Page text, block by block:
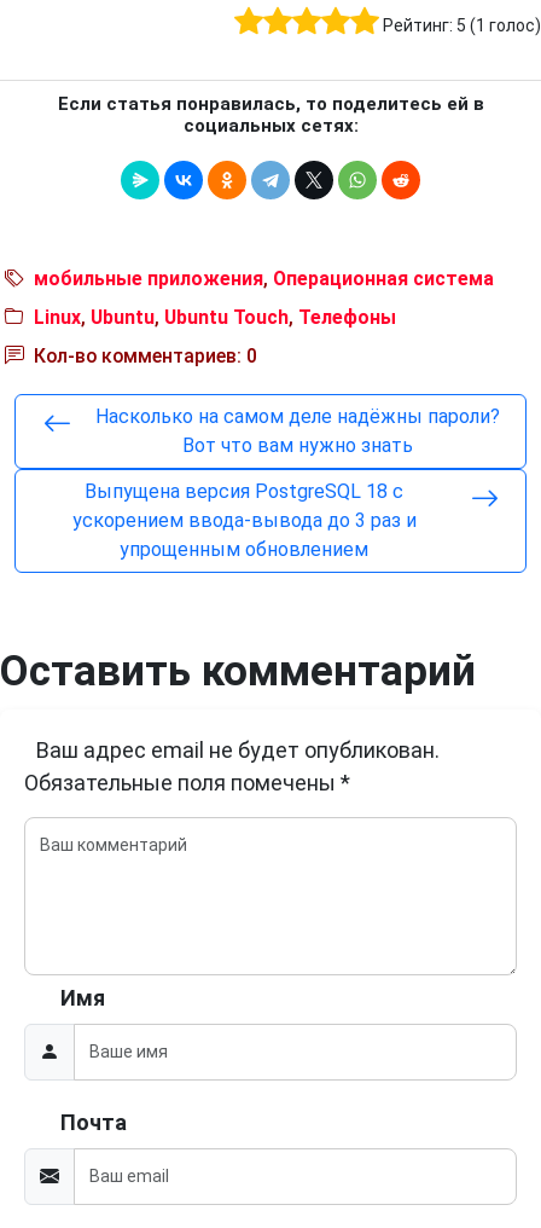
Рейтинг: 5 (1 голос)
Если статья понравилась, то поделитесь ей в
социальных сетях:
мобильные приложения, Операционная система
Linux, Ubuntu, Ubuntu Touch, Телефоны
Кол-во комментариев: 0
Насколько на самом деле надёжны пароли?
Вот что вам нужно знать
Выпущена версия PostgreSQL 18 с
ускорением ввода-вывода до 3 раз и
упрощенным обновлением
Оставить комментарий
Ваш адрес email не будет опубликован.
Обязательные поля помечены *
Имя
Почта